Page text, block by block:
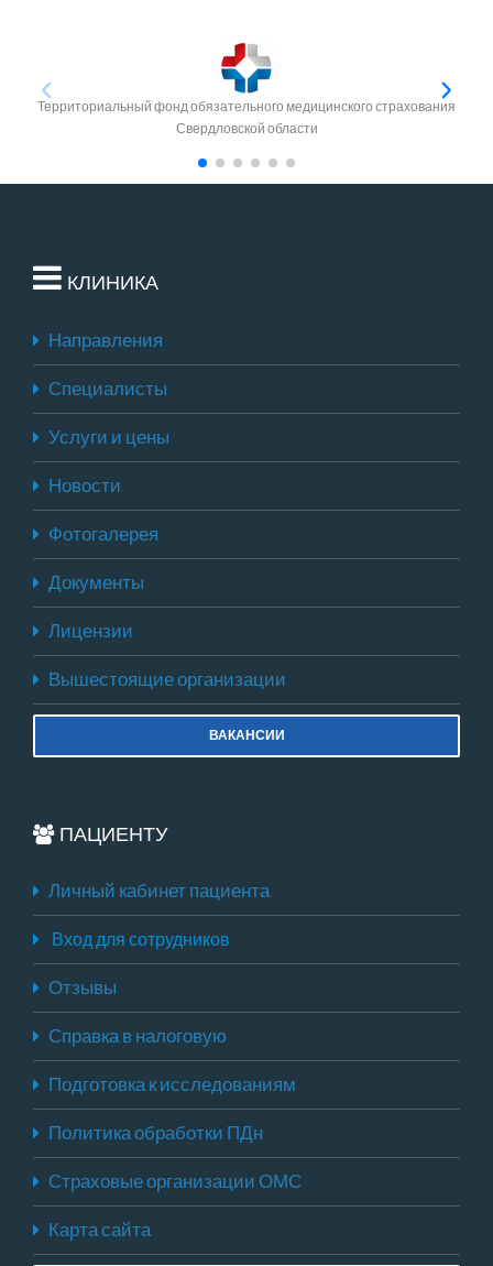
Территориальный фонд обязательного медицинского страхования
Свердловской области
КЛИНИКА
Направления
Специалисты
Услуги и цены
Новости
Фотогалерея
Документы
Лицензии
Вышестоящие организации
ВАКАНСИИ
ПАЦИЕНТУ
Личный кабинет пациента
Вход для сотрудников
Отзывы
Справка в налоговую
Подготовка к исследованиям
Политика обработки ПДн
Страховые организации ОМС
Карта сайта